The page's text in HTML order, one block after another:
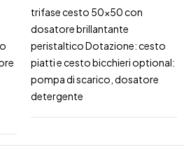
trifase cesto 50x50 con
dosatore brillantante
peristaltico Dotazione: cesto
piatti e cesto bicchieri optional:
pompa di scarico, dosatore
detergente